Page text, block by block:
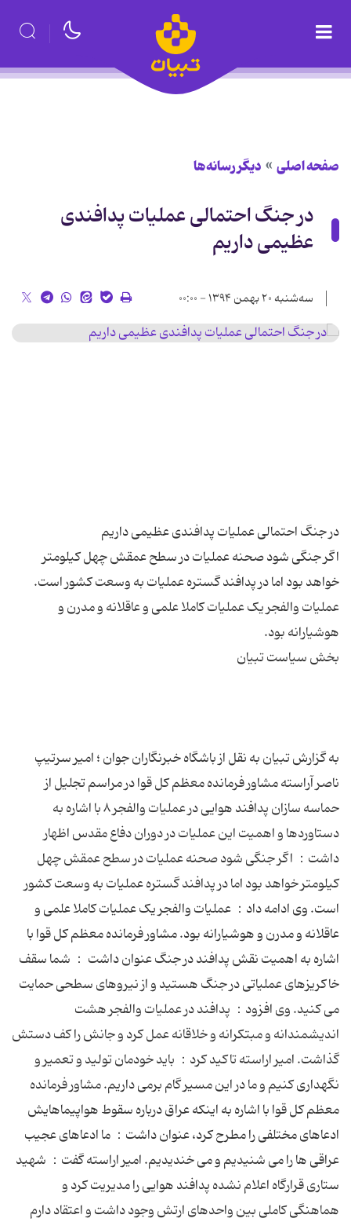
صفحه اصلی دیگر رسانه‌ها
در جنگ احتمالی عملیات پدافندی
عظیمی داریم
سه‌شنبه ۲۰ بهمن ۱۳۹۴ - ۰۰:۰۰
اگر جنگی شود صحنه عملیات در سطح عمقش چهل کیلومتر
خواهد بود اما در پدافند گستره عملیات به وسعت کشور است.
عملیات والفجر یک عملیات کاملا علمی و عاقلانه و مدرن و
به گزارش تبیان به نقل از باشگاه خبرنگاران جوان ؛ امیر سرتیپ
ناصر آراسته مشاور فرمانده معظم کل قوا در مراسم تجلیل از
حماسه سازان پدافند هوایی در عملیات والفجر ۸ با اشاره به
دستاوردها و اهمیت این عملیات در دوران دفاع مقدس اظهار
داشت： اگر جنگی شود صحنه عملیات در سطح عمقش چهل
کیلومتر خواهد بود اما در پدافند گستره عملیات به وسعت کشور
است. وی ادامه داد： عملیات والفجر یک عملیات کاملا علمی و
عاقلانه و مدرن و هوشیارانه بود. مشاور فرمانده معظم کل قوا با
اشاره به اهمیت نقش پدافند در جنگ عنوان داشت ： شما سقف
خاکریزهای عملیاتی در جنگ هستید و از نیروهای سطحی حمایت
می کنید. وی افزود： پدافند در عملیات والفجر هشت
اندیشمندانه و مبتکرانه و خلاقانه عمل کرد و جانش را کف دستش
گذاشت. امیر اراسته تاکید کرد： باید خودمان تولید و تعمیر و
نگهداری کنیم و ما در این مسیر گام برمی داریم. مشاور فرمانده
معظم کل قوا با اشاره به اینکه عراق درباره سقوط هواپیماهایش
ادعاهای مختلفی را مطرح کرد، عنوان داشت： ما ادعاهای عجیب
عراقی ها را می شنیدیم و می خندیدیم. امیر اراسته گفت： شهید
ستاری قرارگاه اعلام نشده پدافند هوایی را مدیریت کرد و
هماهنگی کاملی بین واحدهای ارتش وجود داشت و اعتقاد دارم